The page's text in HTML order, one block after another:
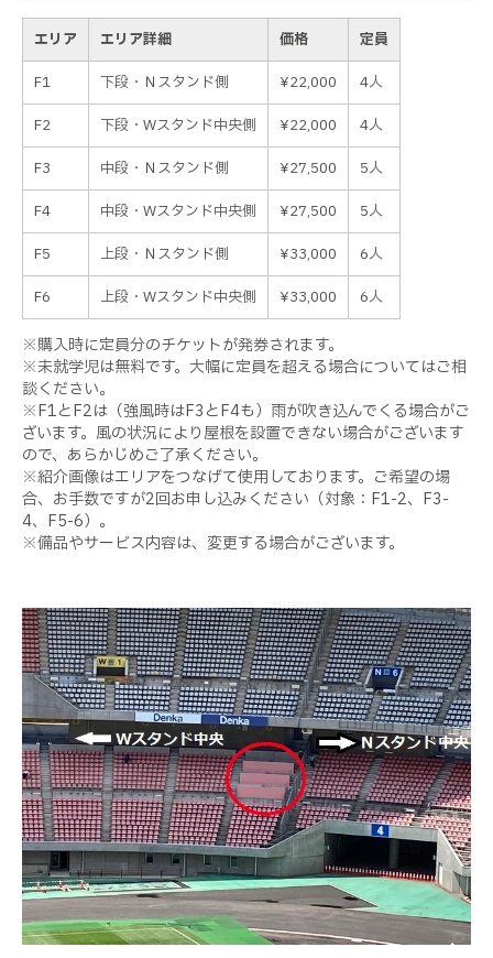
エリア エリア詳細 価格
定員
F1
下段・Ｎスタンド側 ¥22,000
4人
F2
下段・Wスタンド中央側 ¥22,000
4人
F3
中段・Ｎスタンド側 ¥27,500
5人
F4
中段・Wスタンド中央側 ¥27,500
5人
F5
上段・Ｎスタンド側 ¥33,000
6人
F6
上段・Wスタンド中央側 ¥33,000 6人
※購入時に定員分のチケットが発券されます。
※未就学児は無料です。大幅に定員を超える場合についてはご相
談ください。
※F1とF2は（強風時はF3とF4も）雨が吹き込んでくる場合がご
ざいます。風の状況により屋根を設置できない場合がございます
ので、あらかじめご了承ください。
※紹介画像はエリアをつなげて使用しております。ご希望の場
合、お手数ですが2回お申し込みください（対象：F1-2、F3-
4、F5-6）。
※備品やサービス内容は、変更する場合がございます。